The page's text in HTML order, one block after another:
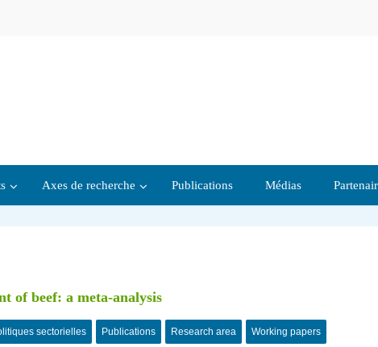
Axes de recherche Publications Médias
of beef: a meta-analysis
sectorielles Publications Research area Working papers